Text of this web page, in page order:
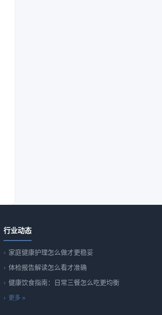
行业动态
家庭健康护理怎么做才更稳妥
体检报告解读怎么看才准确
健康饮食指南：日常三餐怎么吃更均衡
更多 »